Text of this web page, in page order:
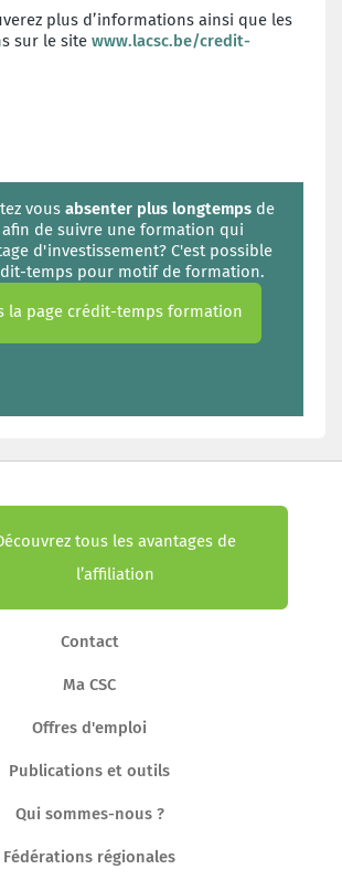
plus d’informations ainsi que les
sur le site www.lacsc.be/credit-
vous absenter plus longtemps de
de suivre une formation qui
d'investissement? C'est possible
temps pour motif de formation.
la page crédit-temps formation
tous les avantages de
l’affiliation
Contact
Ma CSC
Offres d'emploi
Publications et outils
Qui sommes-nous ?
Fédérations régionales